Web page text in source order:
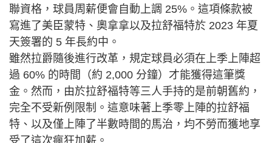
聯資格，球員周薪便會自動上調 25%。這項條款被
寫進了美臣蒙特、奧拿拿以及拉舒福特於 2023 年夏
天簽署的 5 年長約中。
雖然拉爵隨後進行改革，規定球員必須在上季上陣超
過 60% 的時間（約 2,000 分鐘）才能獲得這筆獎
金。然而，由於拉舒福特等三人手持的是前朝舊約，
完全不受新例限制。這意味著上季零上陣的拉舒福
特、以及僅上陣了半數時間的馬治，均不勞而獲地享
受了這次瘋狂加薪。